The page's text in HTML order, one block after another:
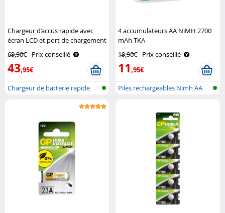
Chargeur d’accus rapide avec
écran LCD et port de chargement
69,90€ Prix conseillé
43,95€
Chargeur de batterie rapide
4 accumulateurs AA NiMH 2700
mAh TKA
19,90€ Prix conseillé
11,95€
Piles rechargeables Nimh AA